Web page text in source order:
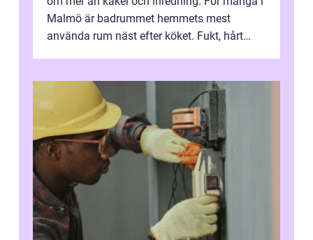
Malmö är badrummet hemmets mest
använda rum näst efter köket. Fukt, hårt